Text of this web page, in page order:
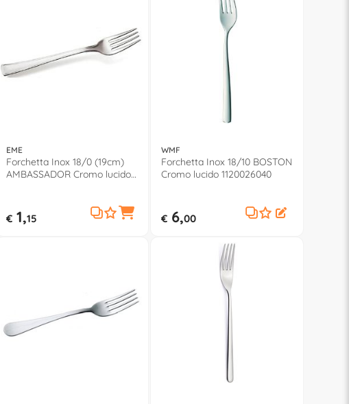
EME
Forchetta Inox 18/0 (19cm)
AMBASSADOR Cromo lucido
€1,15
WMF
Forchetta Inox 18/10 BOSTON
Cromo lucido 1120026040
€6,00